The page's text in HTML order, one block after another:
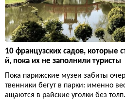
10 французских садов, которые
й, пока их не заполнили туристы
Пока парижские музеи забиты
твенники бегут в парки: именно
ащаются в райские уголки без